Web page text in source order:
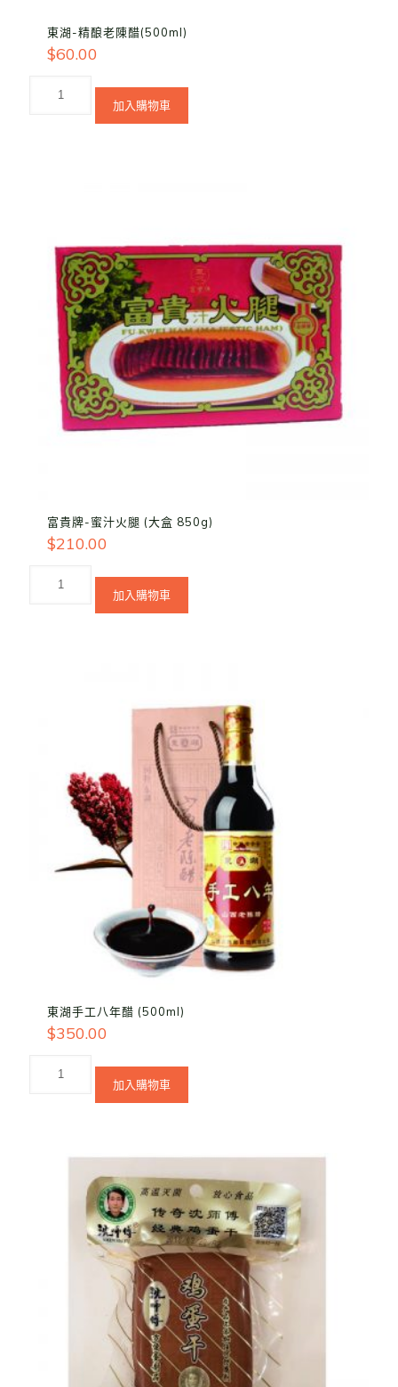
東湖-精酿老陳醋(500ml)
$60.00
加入購物車
富貴牌-蜜汁火腿 (大盒 850g)
$210.00
加入購物車
東湖手工八年醋 (500ml)
$350.00
加入購物車